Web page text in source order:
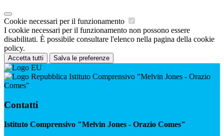
Cookie necessari per il funzionamento
I cookie necessari per il funzionamento non possono essere
disabilitati. È possibile consultare l'elenco nella pagina della cookie
policy.
Accetta tutti Salva le preferenze
Istituto Comprensivo "Melvin Jones - Orazio
Comes"
Contatti
Istituto Comprensivo "Melvin Jones - Orazio Comes"